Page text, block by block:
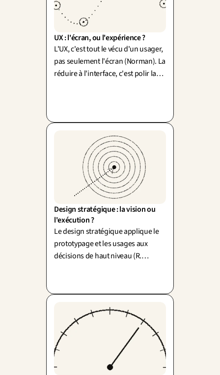
UX : l'écran, ou l'expérience ?
L'UX, c'est tout le vécu d'un usager,
pas seulement l'écran (Norman). La
réduire à l'interface, c'est polir la
Design stratégique : la vision ou
l'exécution ?
Le design stratégique applique le
prototypage et les usages aux
décisions de haut niveau (R.
qu'on peut tester.